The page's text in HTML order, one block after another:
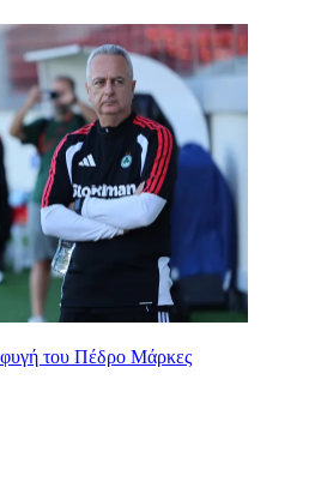
του Πέδρο Μάρκες